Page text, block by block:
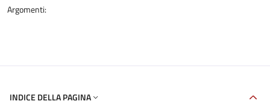
Argomenti:
INDICE DELLA PAGINA